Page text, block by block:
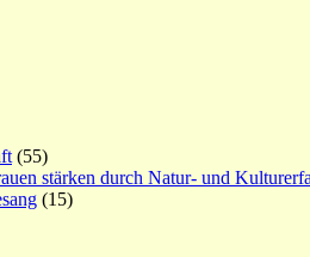
(55)
stärken durch Natur- und
(15)